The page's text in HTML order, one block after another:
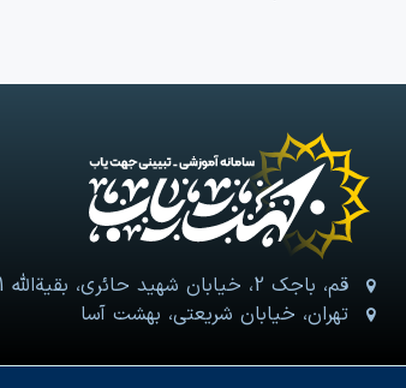
قم، باجک 2، خیابان شهید حائری، بقیةالله 11
تهران، خیابان شریعتی، بهشت آسا